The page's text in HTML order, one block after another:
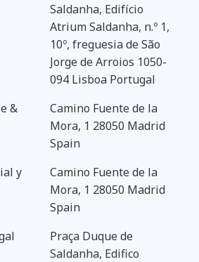
Saldanha, Edifício
Atrium Saldanha, n.º 1,
10º, freguesia de São
Jorge de Arroios 1050-
094 Lisboa Portugal
&
Camino Fuente de la
Mora, 1 28050 Madrid
Spain
y
Camino Fuente de la
Mora, 1 28050 Madrid
Spain
Praça Duque de
Saldanha, Edifico